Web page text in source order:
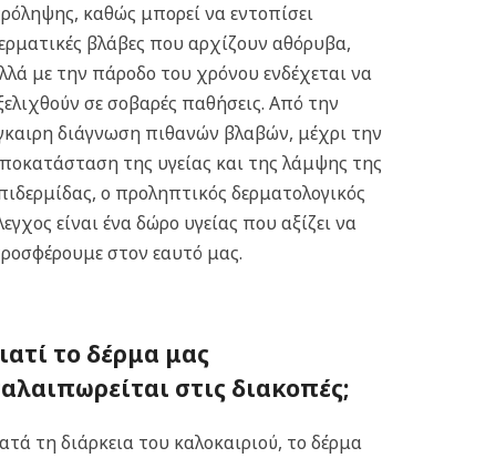
καθώς μπορεί να εντοπίσει
βλάβες που αρχίζουν αθόρυβα,
με την πάροδο του χρόνου ενδέχεται να
σε σοβαρές παθήσεις. Από την
διάγνωση πιθανών βλαβών, μέχρι την
της υγείας και της λάμψης της
ο προληπτικός δερματολογικός
είναι ένα δώρο υγείας που αξίζει να
στον εαυτό μας.
το δέρμα μας
στις διακοπές;
τη διάρκεια του καλοκαιριού, το δέρμα